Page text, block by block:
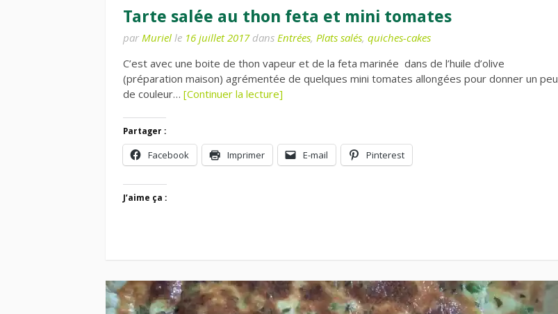
Tarte salée au thon feta et mini tomates
par Muriel le 16 juillet 2017dans Entrées, Plats salés, quiches-cakes
C’est avec une boite de thon vapeur et de la feta marinée dans de l’huile d’olive
(préparation maison) agrémentée de quelques mini tomates allongées pour donner un peu
de couleur… [Continuer la lecture]
Partager :
Facebook Imprimer E-mail Pinterest
J’aime ça :